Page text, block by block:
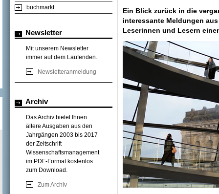
buchmarkt
Newsletter
Mit unserem Newsletter
immer auf dem Laufenden.
Newsletteranmeldung
Archiv
Das Archiv bietet Ihnen
ältere Ausgaben aus den
Jahrgängen 2003 bis 2017
der Zeitschrift
Wissenschaftsmanagement
im PDF-Format kostenlos
zum Download.
Zum Archiv
Ein Blick zurück in die
interessante Meldungen
Leserinnen und Lesern